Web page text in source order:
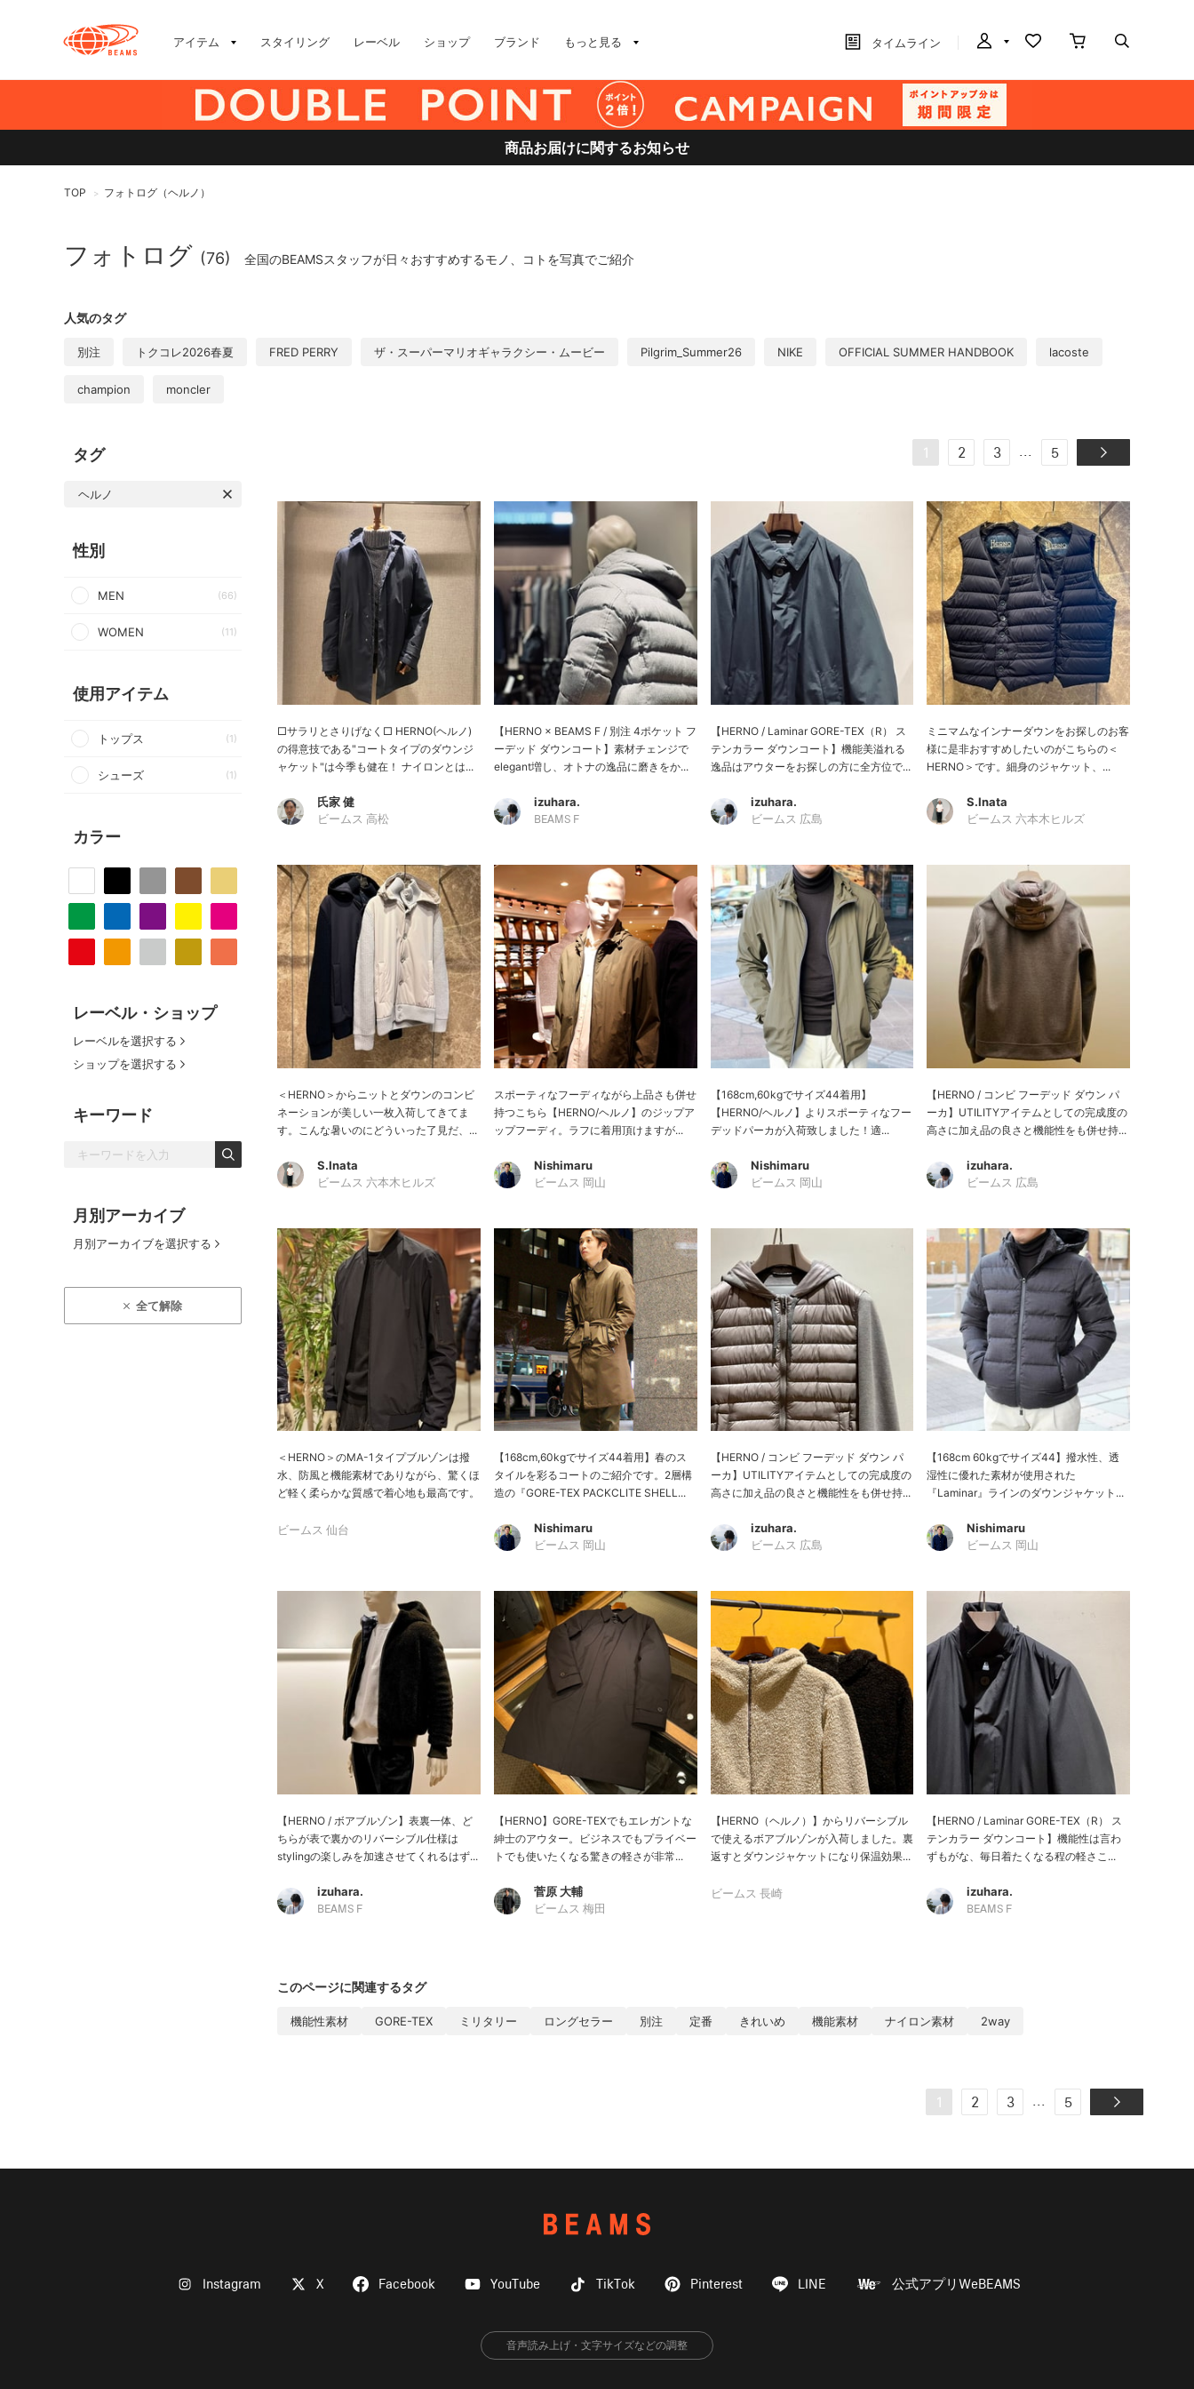
アイテム スタイリング レーベル ショップ ブランド もっと見る タイムライン
商品お届けに関するお知らせ
TOP > フォトログ（ヘルノ）
フォトログ (76) 全国のBEAMSスタッフが日々おすすめするモノ、コトを写真でご紹介
人気のタグ
別注 トクコレ2026春夏 FRED PERRY ザ・スーパーマリオギャラクシー・ムービー Pilgrim_Summer26 NIKE OFFICIAL SUMMER HANDBOOK lacoste
champion moncler
タグ
ヘルノ
性別
MEN (66)
WOMEN (11)
使用アイテム
トップス (1)
シューズ (1)
カラー
レーベル・ショップ
レーベルを選択する
ショップを選択する
キーワード
月別アーカイブ
月別アーカイブを選択する
全て解除
1 2 3 ... 5
□サラリとさりげなく□ HERNO(ヘルノ)
の得意技である"コートタイプのダウンジ
ャケット"は今季も健在！ ナイロンとは...
氏家 健
ビームス 高松
【HERNO × BEAMS F / 別注 4ポケット フ
ーデッド ダウンコート】素材チェンジで
elegant増し、オトナの逸品に磨きをか...
izuhara.
BEAMS F
【HERNO / Laminar GORE-TEX（R） ス
テンカラー ダウンコート】機能美溢れる
逸品はアウターをお探しの方に全方位で...
izuhara.
ビームス 広島
ミニマムなインナーダウンをお探しのお客
様に是非おすすめしたいのがこちらの＜
HERNO＞です。細身のジャケット、...
S.Inata
ビームス 六本木ヒルズ
＜HERNO＞からニットとダウンのコンビ
ネーションが美しい一枚入荷してきてま
す。こんな暑いのにどういった了見だ、...
S.Inata
ビームス 六本木ヒルズ
スポーティなフーディながら上品さも併せ
持つこちら【HERNO/ヘルノ】のジップア
ップフーディ。ラフに着用頂けますが...
Nishimaru
ビームス 岡山
【168cm,60kgでサイズ44着用】
【HERNO/ヘルノ】よりスポーティなフー
デッドパーカが入荷致しました！適...
Nishimaru
ビームス 岡山
【HERNO / コンビ フーデッド ダウン パ
ーカ】UTILITYアイテムとしての完成度の
高さに加え品の良さと機能性をも併せ持...
izuhara.
ビームス 広島
＜HERNO＞のMA-1タイプブルゾンは撥
水、防風と機能素材でありながら、驚くほ
ど軽く柔らかな質感で着心地も最高です。
ビームス 仙台
【168cm,60kgでサイズ44着用】春のス
タイルを彩るコートのご紹介です。2層構
造の『GORE-TEX PACKCLITE SHELL...
Nishimaru
ビームス 岡山
【HERNO / コンビ フーデッド ダウン パ
ーカ】UTILITYアイテムとしての完成度の
高さに加え品の良さと機能性をも併せ持...
izuhara.
ビームス 広島
【168cm 60kgでサイズ44】撥水性、透
湿性に優れた素材が使用された
『Laminar』ラインのダウンジャケット...
Nishimaru
ビームス 岡山
【HERNO / ボアブルゾン】表裏一体、ど
ちらが表で裏かのリバーシブル仕様は
stylingの楽しみを加速させてくれるはず...
izuhara.
BEAMS F
【HERNO】GORE-TEXでもエレガントな
紳士のアウター。ビジネスでもプライベー
トでも使いたくなる驚きの軽さが非常...
菅原 大輔
ビームス 梅田
【HERNO（ヘルノ）】からリバーシブル
で使えるボアブルゾンが入荷しました。裏
返すとダウンジャケットになり保温効果...
ビームス 長崎
【HERNO / Laminar GORE-TEX（R） ス
テンカラー ダウンコート】機能性は言わ
ずもがな、毎日着たくなる程の軽さこ...
izuhara.
BEAMS F
このページに関連するタグ
機能性素材 GORE-TEX ミリタリー ロングセラー 別注 定番 きれいめ 機能素材 ナイロン素材 2way
1 2 3 ... 5
Instagram X Facebook YouTube TikTok Pinterest LINE 公式アプリWeBEAMS
音声読み上げ・文字サイズなどの調整